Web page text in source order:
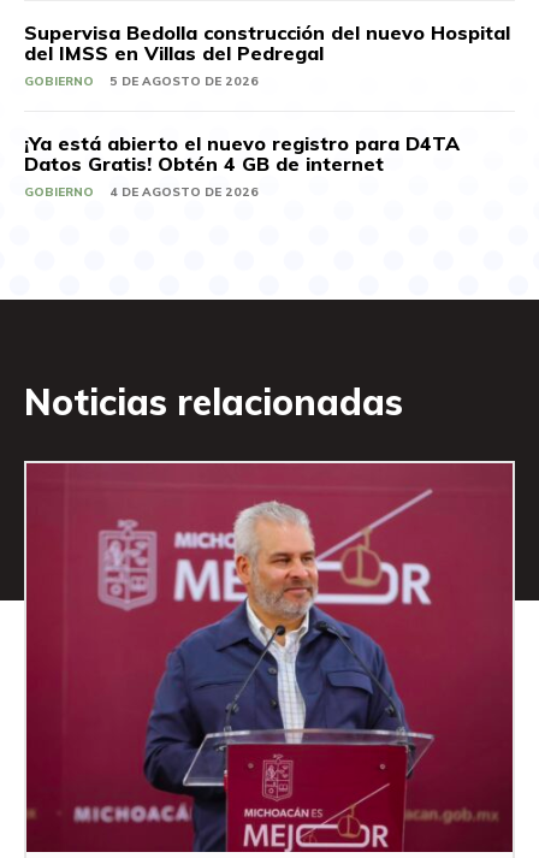
Supervisa Bedolla construcción del nuevo Hospital
del IMSS en Villas del Pedregal
GOBIERNO 5 DE AGOSTO DE 2026
¡Ya está abierto el nuevo registro para D4TA
Datos Gratis! Obtén 4 GB de internet
GOBIERNO 4 DE AGOSTO DE 2026
Noticias relacionadas